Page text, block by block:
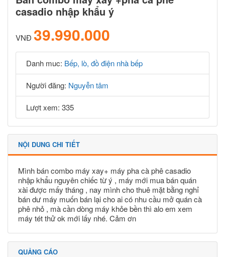
casadio nhập khẩu ý
VNĐ 39.990.000
Danh muc: Bếp, lò, đồ điện nhà bếp
Người đăng: Nguyễn tâm
Lượt xem: 335
NỘI DUNG CHI TIẾT
Mình bán combo máy xay+ máy pha cà phê casadio
nhập khẩu nguyên chiếc từ ý , máy mới mua bán quán
xài được mấy tháng , nay mình cho thuê mặt bằng nghỉ
bán dư máy muốn bán lại cho ai có nhu cầu mở quán cà
phê nhỏ , mà cần dòng máy khỏe bền thì alo em xem
máy tét thử ok mới lấy nhé. Cảm ơn
QUẢNG CÁO